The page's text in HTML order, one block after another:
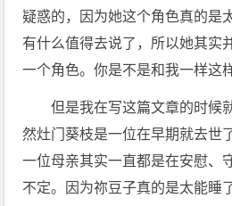
疑惑的，因为她这个角色真的是
有什么值得去说了，所以她其实
一个角色。你是不是和我一样这
但是我在写这篇文章的时候
然灶门葵枝是一位在早期就去世
一位母亲其实一直都是在安慰、
不定。因为祢豆子真的是太能睡